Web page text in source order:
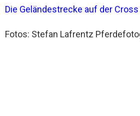
Die Geländestrecke auf der
Fotos: Stefan Lafrentz